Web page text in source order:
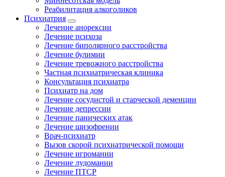
Реабилитация алкоголиков
Психиатрия
Лечение анорексии
Лечение психоза
Лечение биполярного расстройства
Лечение булимии
Лечение тревожного расстройства
Частная психиатрическая клиника
Консультация психиатра
Психиатр на дом
Лечение сосудистой и старческой деменции
Лечение депрессии
Лечение панических атак
Лечение шизофрении
Врач-психиатр
Вызов скорой психиатрической помощи
Лечение игромании
Лечение лудомании
Лечение ПТСР